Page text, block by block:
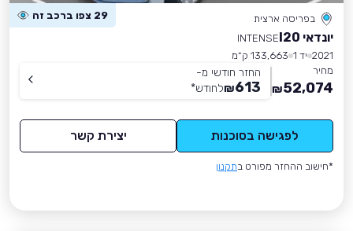
בפריסה ארצית 29 צפו ברכב זה
יונדאי I20
INTENSE
2021 יד 1
133,663 ק״מ
מחיר
52,074
₪
החזר חודשי מ-
613
₪לחודש*
לפגישה בסוכנות יצירת קשר
*חישוב ההחזר מפורט בתקנון